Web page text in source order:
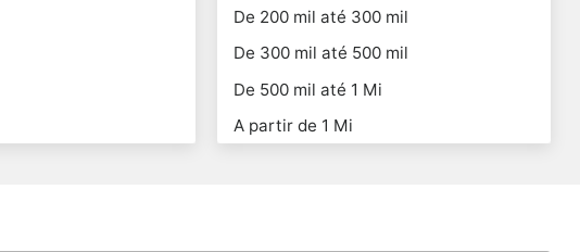
De 200 mil até 300 mil
De 300 mil até 500 mil
De 500 mil até 1 Mi
A partir de 1 Mi